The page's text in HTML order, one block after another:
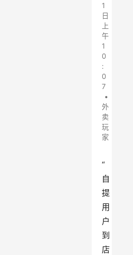
1
日
上
午
1
0
:
0
7
•
外
卖
玩
家
“
自
提
用
户
到
店